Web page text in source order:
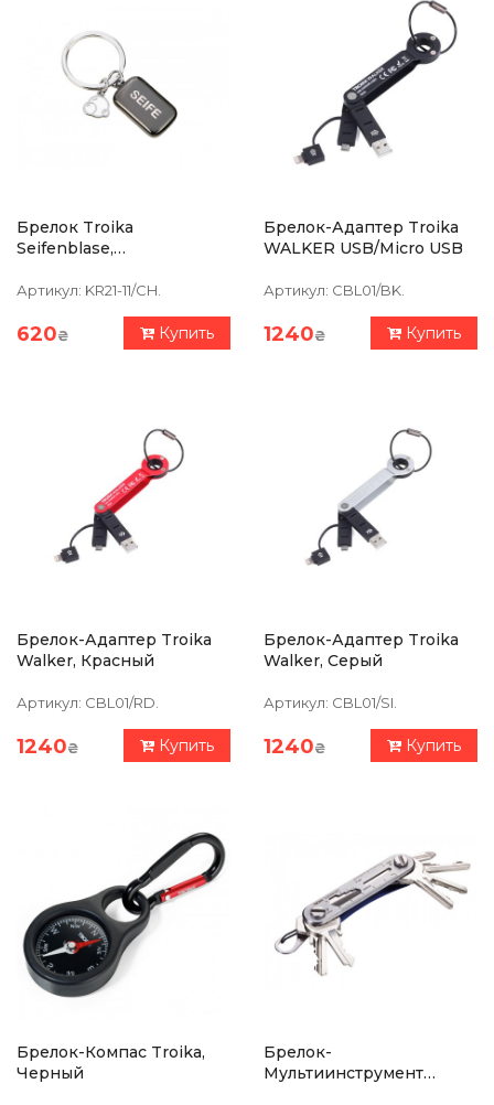
Брелок Troika
Seifenblase,
Артикул: KR21-11/CH.
620₴ Купить
Брелок-Адаптер Troika
WALKER USB/Micro USB
Артикул: CBL01/BK.
1240₴ Купить
Брелок-Адаптер Troika
Walker, Красный
Артикул: CBL01/RD.
1240₴ Купить
Брелок-Адаптер Troika
Walker, Серый
Артикул: CBL01/SI.
1240₴ Купить
Брелок-Компас Troika,
Черный
Брелок-
Мультиинструмент